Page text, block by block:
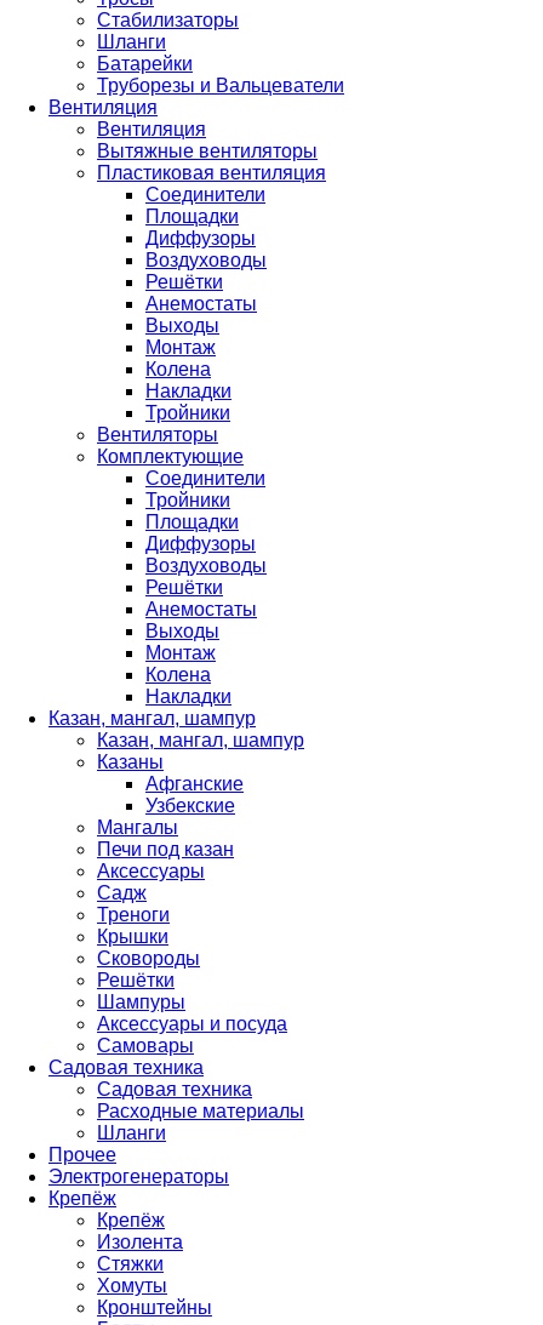
Стабилизаторы
Шланги
Батарейки
Труборезы и Вальцеватели
Вентиляция
Вентиляция
Вытяжные вентиляторы
Пластиковая вентиляция
Соединители
Площадки
Диффузоры
Воздуховоды
Решётки
Анемостаты
Выходы
Монтаж
Колена
Накладки
Тройники
Вентиляторы
Комплектующие
Соединители
Тройники
Площадки
Диффузоры
Воздуховоды
Решётки
Анемостаты
Выходы
Монтаж
Колена
Накладки
Казан, мангал, шампур
Казан, мангал, шампур
Казаны
Афганские
Узбекские
Мангалы
Печи под казан
Аксессуары
Садж
Треноги
Крышки
Сковороды
Решётки
Шампуры
Аксессуары и посуда
Самовары
Садовая техника
Садовая техника
Расходные материалы
Шланги
Прочее
Электрогенераторы
Крепёж
Крепёж
Изолента
Стяжки
Хомуты
Кронштейны